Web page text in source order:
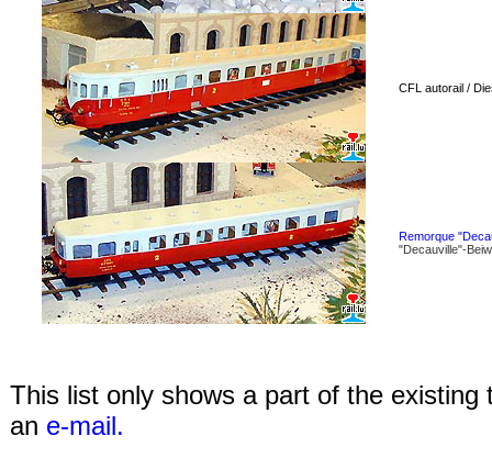
CFL autorail /
Remorque
"Decauville"-
This list only shows a part of the
an e-mail.